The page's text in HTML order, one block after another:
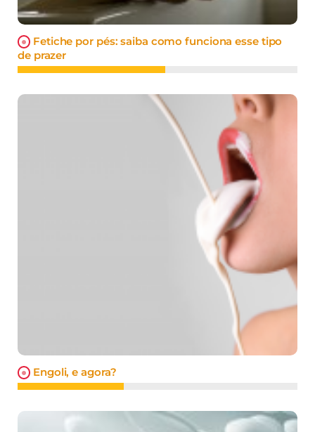
Fetiche por pés: saiba como funciona esse tipo
de prazer
Engoli, e agora?